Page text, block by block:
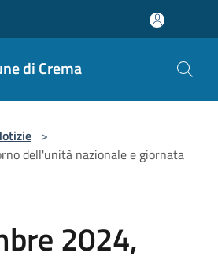
di Crema
>
dell'unità nazionale e giornata
2024,